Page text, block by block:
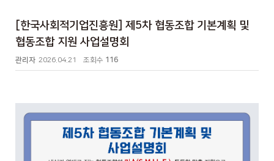
[한국사회적기업진흥원] 제5차 협동조합 기본계획 및
협동조합 지원 사업설명회
관리자 2026.04.21 조회수 116